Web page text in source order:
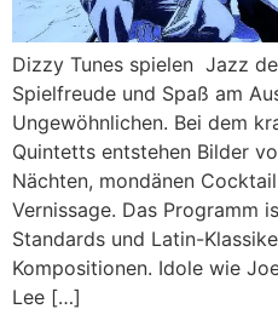
Dizzy Tunes spielen Jazz
Spielfreude und Spaß am
Ungewöhnlichen. Bei dem
Quintetts entstehen Bilder
Nächten, mondänen
Vernissage. Das Programm
Standards und Latin-
Kompositionen. Idole wie
Lee […]